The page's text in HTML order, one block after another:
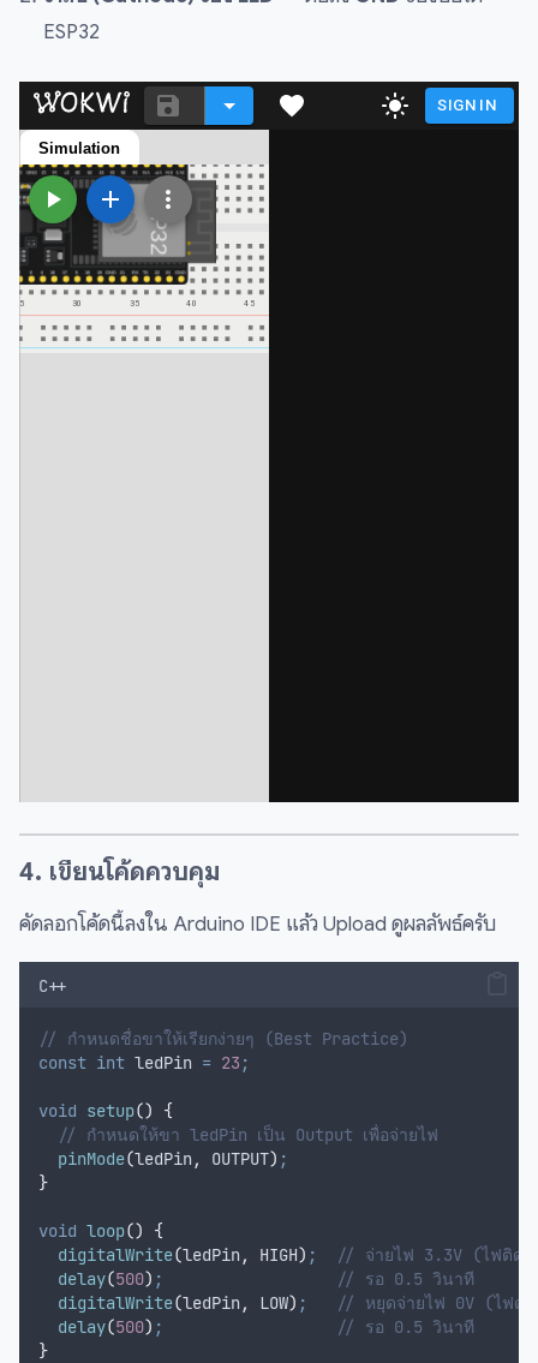
ESP32
4. เขียนโค้ดควบคุม
คัดลอกโค้ดนี้ลงใน Arduino IDE แล้ว Upload ดูผลลัพธ์ครับ
C++
// กำหนดชื่อขาให้เรียกง่ายๆ (Best Practice)
const int ledPin = 23 ;
void setup()
{
  // กำหนดให้ขา ledPin เป็น Output เพื่อจ่ายไฟ
pinMode(ledPin, OUTPUT) ;
}
void loop()
{
digitalWrite(ledPin, HIGH) ;
  // จ่ายไฟ 3.3V (ไฟติด)
delay(500) ;
                  // รอ 0.5 วินาที
digitalWrite(ledPin, LOW) ;
// หยุดจ่ายไฟ 0V (ไฟดั
delay(500) ;
                  // รอ 0.5 วินาที
}